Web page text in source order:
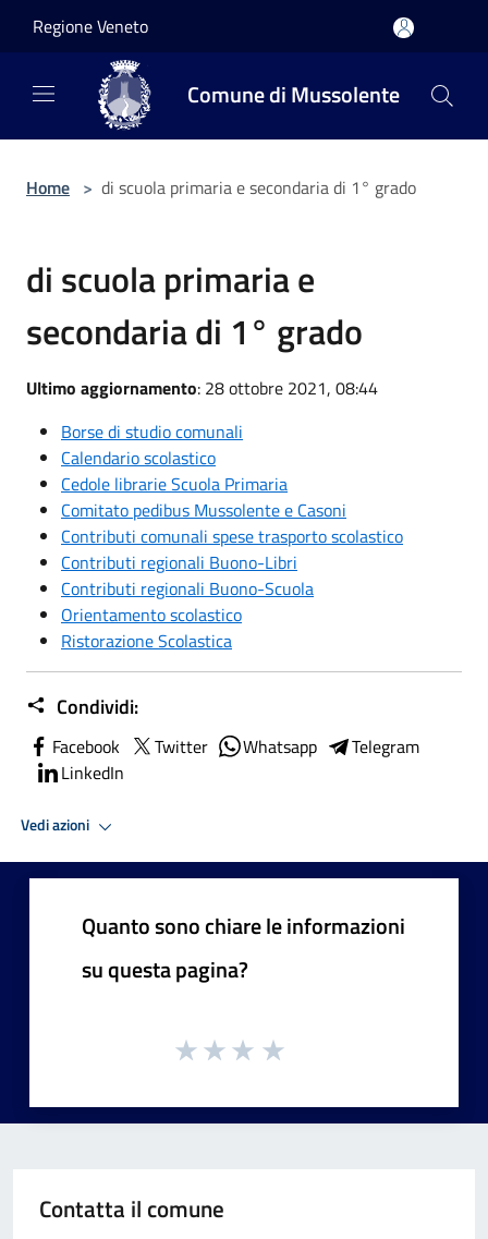
Regione Veneto
Comune di Mussolente
Home > di scuola primaria e secondaria di 1° grado
di scuola primaria e
secondaria di 1° grado
Ultimo aggiornamento: 28 ottobre 2021, 08:44
Borse di studio comunali
Calendario scolastico
Cedole librarie Scuola Primaria
Comitato pedibus Mussolente e Casoni
Contributi comunali spese trasporto scolastico
Contributi regionali Buono-Libri
Contributi regionali Buono-Scuola
Orientamento scolastico
Ristorazione Scolastica
Condividi:
Facebook Twitter Whatsapp
Telegram
LinkedIn
Vedi azioni
Quanto sono chiare le informazioni
su questa pagina?
Contatta il comune